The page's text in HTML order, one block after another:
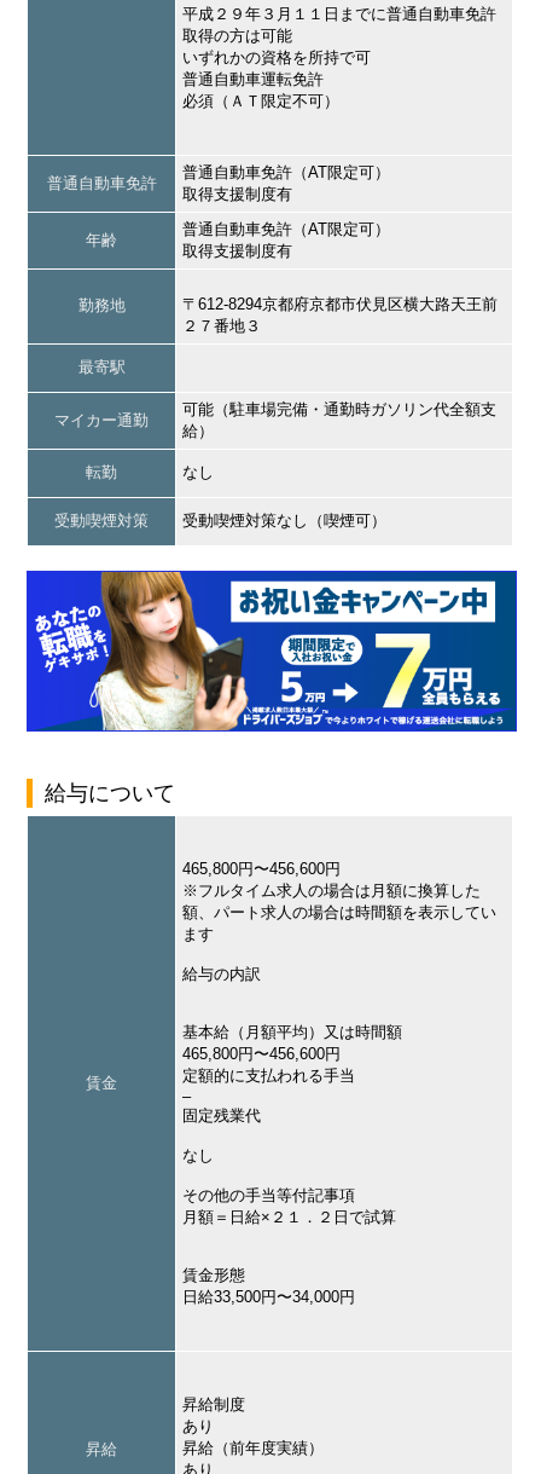
平成２９年３月１１日までに普通自動車免許
取得の方は可能
いずれかの資格を所持で可
普通自動車運転免許
必須（ＡＴ限定不可）
普通自動車免許
普通自動車免許（AT限定可）
取得支援制度有
年齢
普通自動車免許（AT限定可）
取得支援制度有
勤務地
〒612-8294京都府京都市伏見区横大路天王前
２７番地３
最寄駅
マイカー通勤
可能（駐車場完備・通勤時ガソリン代全額支
給）
転勤 なし
受動喫煙対策 受動喫煙対策なし（喫煙可）
給与について
賃金
465,800円〜456,600円
※フルタイム求人の場合は月額に換算した
額、パート求人の場合は時間額を表示してい
ます
給与の内訳
基本給（月額平均）又は時間額
465,800円〜456,600円
定額的に支払われる手当
–
固定残業代
なし
その他の手当等付記事項
月額＝日給×２１．２日で試算
賃金形態
日給33,500円〜34,000円
昇給
昇給制度
あり
昇給（前年度実績）
あり